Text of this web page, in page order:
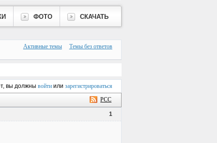
ФОТО СКАЧАТЬ
Активные темы Темы без ответов
вы должны войтиили зарегистрироваться
РСС
1